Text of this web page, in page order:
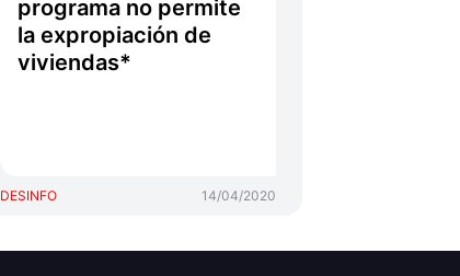
programa no permite
la expropiación de
viviendas*
DESINFO 14/04/2020